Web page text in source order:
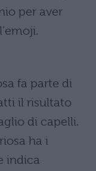
per aver
fa parte di
il risultato
di capelli.
ha i
indica